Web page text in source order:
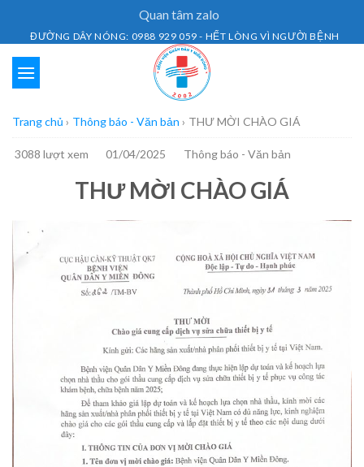
Quan tâm zalo
ĐƯỜNG DÂY NÓNG: 0988 929 059 - HẾT LÒNG VÌ NGƯỜI BỆNH
Trang chủ › Thông báo - Văn bản › THƯ MỜI CHÀO GIÁ
3088 lượt xem 01/04/2025 Thông báo - Văn bản
THƯ MỜI CHÀO GIÁ